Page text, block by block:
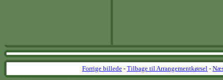
Forrige billede - Tilbage til Arrangementkørsel -